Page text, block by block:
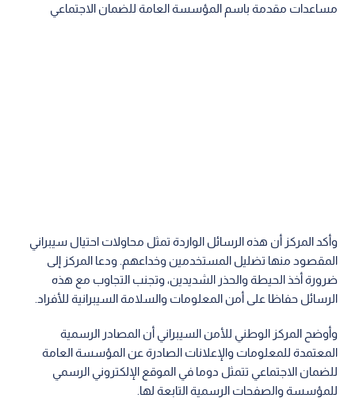
مساعدات مقدمة باسم المؤسسة العامة للضمان الاجتماعي
وأكد المركز أن هذه الرسائل الواردة تمثل محاولات احتيال سيبراني
المقصود منها تضليل المستخدمين وخداعهم. ودعا المركز إلى
ضرورة أخذ الحيطة والحذر الشديدين، وتجنب التجاوب مع هذه
الرسائل حفاظا على أمن المعلومات والسلامة السيبرانية للأفراد.
وأوضح المركز الوطني للأمن السيبراني أن المصادر الرسمية
المعتمدة للمعلومات والإعلانات الصادرة عن المؤسسة العامة
للضمان الاجتماعي تتمثل دوما في الموقع الإلكتروني الرسمي
للمؤسسة والصفحات الرسمية التابعة لها.